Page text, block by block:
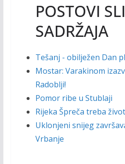
POSTOVI
SADRŽAJA
Tešanj - obilježen Dan
Mostar: Varakinom
Radoblji!
Pomor ribe u Stublaji
Rijeka Špreča treba
Uklonjeni snijeg
Vrbanje